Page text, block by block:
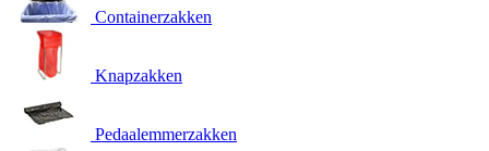
Containerzakken
Knapzakken
Pedaalemmerzakken